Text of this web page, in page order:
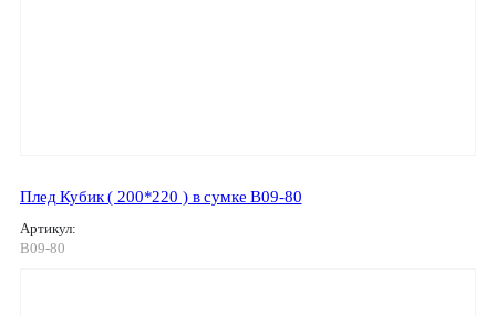
Плед Кубик ( 200*220 ) в сумке В09-80
Артикул:
В09-80